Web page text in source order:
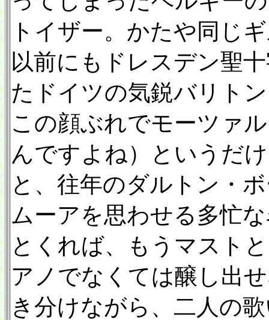
トイザー。かたや同じ
以前にもドレスデン聖
たドイツの気鋭バリト
この顔ぶれでモーツァ
んですよね）というだ
と、往年のダルトン・
ムーアを思わせる多忙
とくれば、もうマスト
アノでなくては醸し出
き分けながら、二人の